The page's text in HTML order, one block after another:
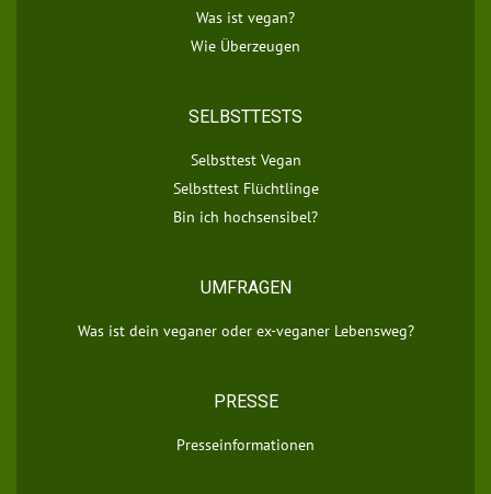
Was ist vegan?
Wie Überzeugen
SELBSTTESTS
Selbsttest Vegan
Selbsttest Flüchtlinge
Bin ich hochsensibel?
UMFRAGEN
Was ist dein veganer oder ex-veganer Lebensweg?
PRESSE
Presseinformationen